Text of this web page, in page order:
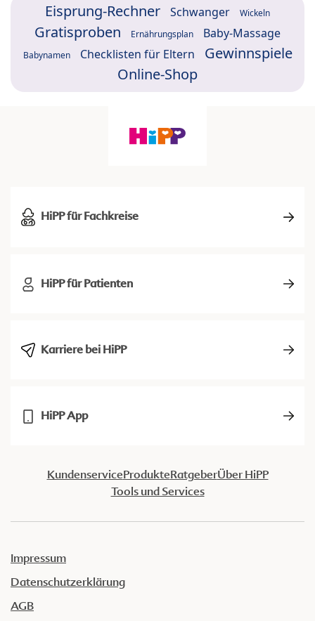
Eisprung-Rechner Schwanger Wickeln
Gratisproben Ernährungsplan Baby-Massage
Babynamen Checklisten für Eltern
Gewinnspiele
Online-Shop
HiPP für Fachkreise
HiPP für Patienten
Karriere bei HiPP
HiPP App
KundenserviceProdukteRatgeberÜber HiPP
Tools und Services
Impressum
Datenschutzerklärung
AGB